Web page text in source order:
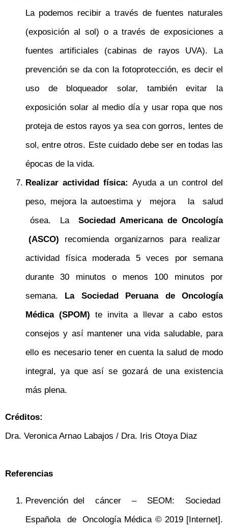
La podemos recibir a través de fuentes naturales
(exposición al sol) o a través de exposiciones a
fuentes artificiales (cabinas de rayos UVA). La
prevención se da con la fotoprotección, es decir el
uso de bloqueador solar, también evitar la
exposición solar al medio día y usar ropa que nos
proteja de estos rayos ya sea con gorros, lentes de
sol, entre otros. Este cuidado debe ser en todas las
épocas de la vida.
Realizar actividad física: Ayuda a un control del
peso, mejora la autoestima y mejora la salud
ósea. La Sociedad Americana de Oncología
(ASCO) recomienda organizarnos para realizar
actividad física moderada 5 veces por semana
durante 30 minutos o menos 100 minutos por
semana. La Sociedad Peruana de Oncología
Médica (SPOM) te invita a llevar a cabo estos
consejos y así mantener una vida saludable, para
ello es necesario tener en cuenta la salud de modo
integral, ya que así se gozará de una existencia
más plena.
Créditos:
Dra. Veronica Arnao Labajos / Dra. Iris Otoya Diaz
Referencias
Prevención del cáncer – SEOM: Sociedad
Española de Oncología Médica © 2019 [Internet].